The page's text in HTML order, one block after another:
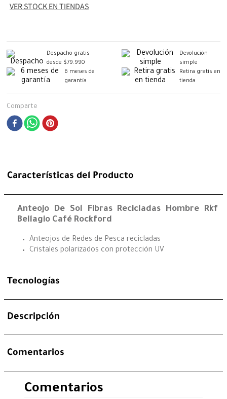
VER STOCK EN TIENDAS
Despacho gratis
desde $79.990
Devolución
simple
6 meses de
garantía
Retira gratis en
tienda
Comparte
Características del Producto
Anteojo De Sol Fibras Recicladas Hombre Rkf
Bellagio Café Rockford
Anteojos de Redes de Pesca recicladas
Cristales polarizados con protección UV
Tecnologías
Descripción
Comentarios
Comentarios